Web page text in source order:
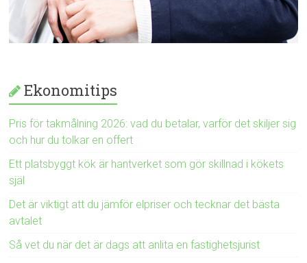
Ekonomitips
Pris för takmålning 2026: vad du betalar, varför det skiljer sig
och hur du tolkar en offert
Ett platsbyggt kök är hantverket som gör skillnad i kökets
själ
Det är viktigt att du jämför elpriser och tecknar det bästa
avtalet
Så vet du när det är dags att anlita en fastighetsjurist